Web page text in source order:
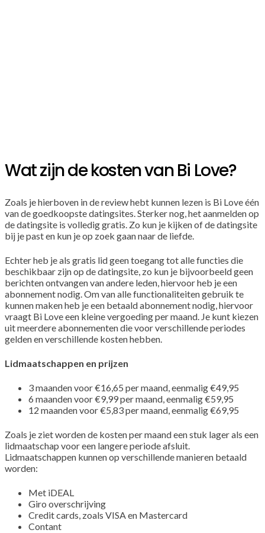
Wat zijn de kosten van Bi Love?
Zoals je hierboven in de review hebt kunnen lezen is Bi Love één
van de goedkoopste datingsites. Sterker nog, het aanmelden op
de datingsite is volledig gratis. Zo kun je kijken of de datingsite
bij je past en kun je op zoek gaan naar de liefde.
Echter heb je als gratis lid geen toegang tot alle functies die
beschikbaar zijn op de datingsite, zo kun je bijvoorbeeld geen
berichten ontvangen van andere leden, hiervoor heb je een
abonnement nodig. Om van alle functionaliteiten gebruik te
kunnen maken heb je een betaald abonnement nodig, hiervoor
vraagt Bi Love een kleine vergoeding per maand. Je kunt kiezen
uit meerdere abonnementen die voor verschillende periodes
gelden en verschillende kosten hebben.
Lidmaatschappen en prijzen
3 maanden voor €16,65 per maand, eenmalig €49,95
6 maanden voor €9,99 per maand, eenmalig €59,95
12 maanden voor €5,83 per maand, eenmalig €69,95
Zoals je ziet worden de kosten per maand een stuk lager als een
lidmaatschap voor een langere periode afsluit.
Lidmaatschappen kunnen op verschillende manieren betaald
worden:
Met iDEAL
Giro overschrijving
Credit cards, zoals VISA en Mastercard
Contant